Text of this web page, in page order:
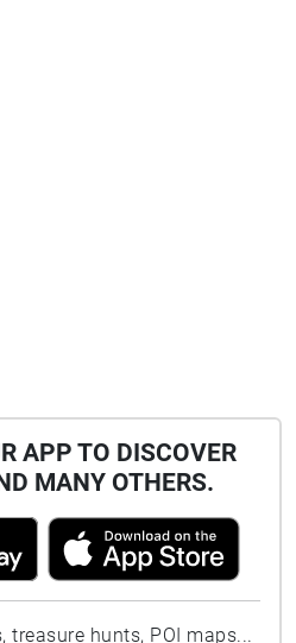
APP TO DISCOVER
MANY OTHERS.
treasure hunts, POI maps...